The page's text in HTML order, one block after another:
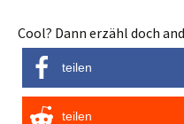
Cool? Dann erzähl doch
teilen
teilen